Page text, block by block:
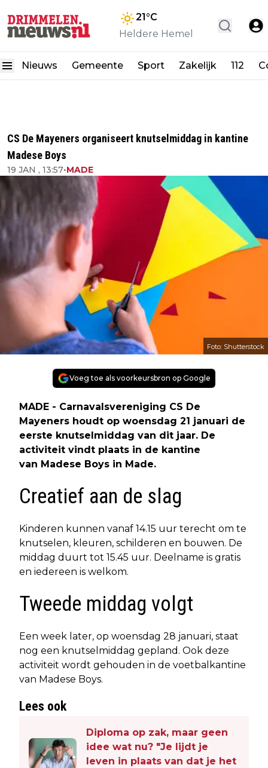
21°C
Heldere Hemel
Nieuws Gemeente Sport Zakelijk 112
CS De Mayeners organiseert knutselmiddag in kantine
Madese Boys
19 JAN , 13:57•MADE
Foto: Shutterstock
Voeg toe als voorkeursbron op Google
MADE - Carnavalsvereniging CS De
Mayeners houdt op woensdag 21 januari de
eerste knutselmiddag van dit jaar. De
activiteit vindt plaats in de kantine
van Madese Boys in Made.
Creatief aan de slag
Kinderen kunnen vanaf 14.15 uur terecht om te
knutselen, kleuren, schilderen en bouwen. De
middag duurt tot 15.45 uur. Deelname is gratis
en iedereen is welkom.
Tweede middag volgt
Een week later, op woensdag 28 januari, staat
nog een knutselmiddag gepland. Ook deze
activiteit wordt gehouden in de voetbalkantine
van Madese Boys.
Lees ook
Diploma op zak, maar geen
idee wat nu? "Je lijdt je
leven in plaats van dat je het